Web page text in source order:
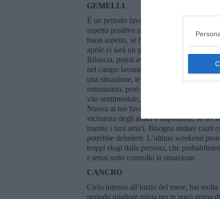
GEMELLI
É un periodo favorevole per te, il mese
aspetto positivo nella prima metá del
buon aspetto, se hai qualche impegno
aprile ci sará un po’ di tensione, giornate
Bilancia, potrai avere delle conferme che
nel campo lavorativo. Se sei nativo
una situazione, tendendo ad esagerare,
entusiasmo, peró potresti accorgertene
vita sentimentale, dovresti approfittare
Nuova al tuo favore, dovresti socializzare
vicinanza degli amici é importante, se sei
tramite i tuoi amici. Bisogna andare cauti
potrebbe deluderti. L’ultimo weekend
troppi elogi dalla persona, che
e terrai sotto controllo la situazione.
CANCRO
Cielo intenso all’inizio del mese, hai
periodo migliore inizia per te poco prima